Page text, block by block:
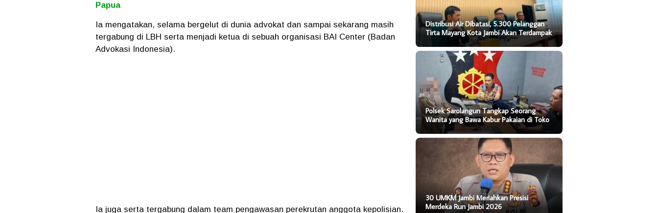
Papua
Ia mengatakan, selama bergelut di dunia advokat dan sampai sekarang masih
tergabung di LBH serta menjadi ketua di sebuah organisasi BAI Center (Badan
Advokasi Indonesia).
Ia juga serta tergabung dalam team pengawasan perekrutan anggota kepolisian.
Distribusi Air Dibatasi, 5.300 Pelanggan
Tirta Mayang Kota Jambi Akan Terdampak
Polsek Sarolangun Tangkap Seorang
Wanita yang Bawa Kabur Pakaian di Toko
30 UMKM Jambi Meriahkan Presisi
Merdeka Run Jambi 2026